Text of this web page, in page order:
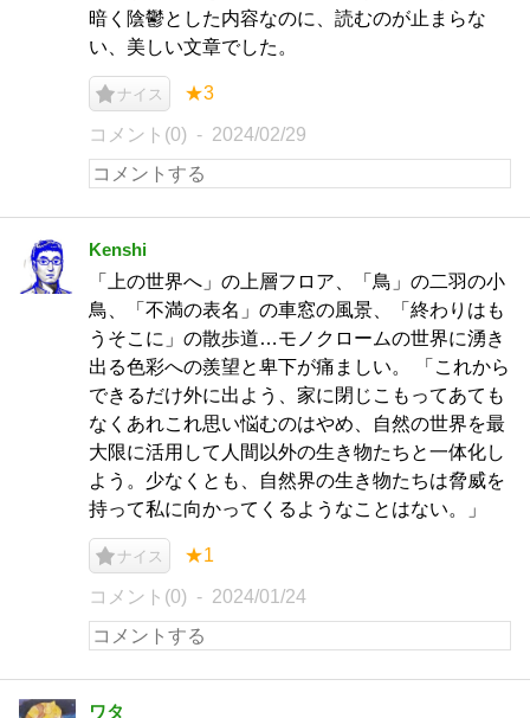
暗く陰鬱とした内容なのに、読むのが止まらな
い、美しい文章でした。
ナイス ★3
コメント(0) 2024/02/29
Kenshi
「上の世界へ」の上層フロア、「鳥」の二羽の小
鳥、「不満の表名」の車窓の風景、「終わりはも
うそこに」の散歩道…モノクロームの世界に湧き
出る色彩への羨望と卑下が痛ましい。 「これから
できるだけ外に出よう、家に閉じこもってあても
なくあれこれ思い悩むのはやめ、自然の世界を最
大限に活用して人間以外の生き物たちと一体化し
よう。少なくとも、自然界の生き物たちは脅威を
持って私に向かってくるようなことはない。」
ナイス ★1
コメント(0) 2024/01/24
ワタ